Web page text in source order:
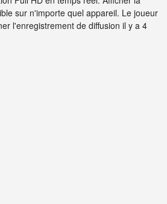
sur n'importe quel appareil. Le joueur
l'enregistrement de diffusion il y a 4